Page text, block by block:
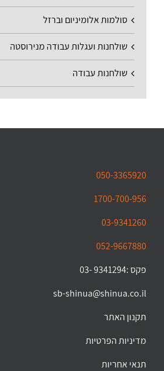
סולמות אלומיניום וברזל
שולחנות ועגלות עבודה מנירוסטה
שולחנות עבודה
050-3365920
1700-700-956
03-9341260
052-9667880
פקס :9341294 -03
sb-shinua@shinua.co.il
תקנון האתר
מדיניות הפרטיות
תנאי אחריות